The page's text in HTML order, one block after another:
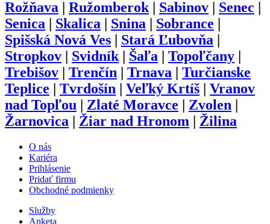
Rožňava
Ružomberok| Sabinov Senec
Senica
Skalica Snina Sobrance
Spišská Nová Ves
Stará Ľubovňa
Stropkov
Svidník| Šaľa Topoľčany
Trebišov
Trenčín Trnava
Turčianske
Teplice
Tvrdošín Veľký Krtíš
Vranov
nad Topľou
Zlaté Moravce Zvolen
Žarnovica
Žiar nad Hronom Žilina
O nás
Kariéra
Prihlásenie
Pridať firmu
Obchodné podmienky
Služby
Anketa